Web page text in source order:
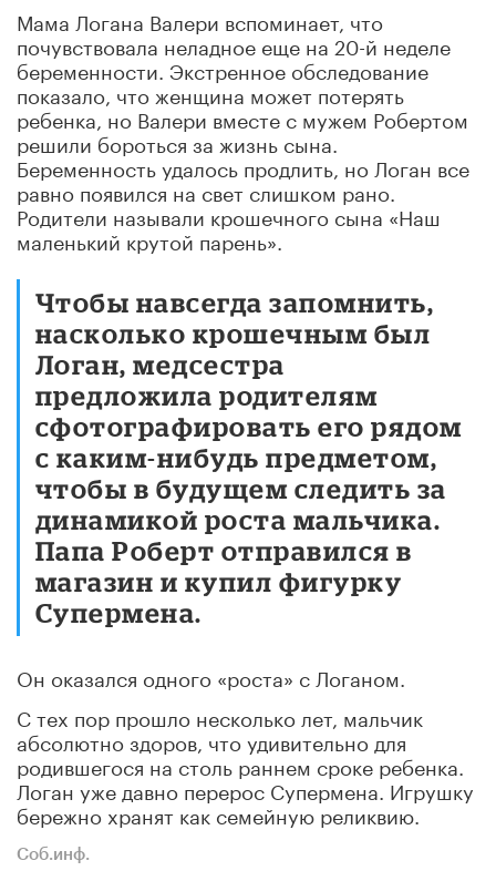
Мама Логана Валери вспоминает, что
почувствовала неладное еще на 20-й неделе
беременности. Экстренное обследование
показало, что женщина может потерять
ребенка, но Валери вместе с мужем Робертом
решили бороться за жизнь сына.
Беременность удалось продлить, но Логан все
равно появился на свет слишком рано.
Родители называли крошечного сына «Наш
маленький крутой парень».
Чтобы навсегда запомнить,
насколько крошечным был
Логан, медсестра
предложила родителям
сфотографировать его рядом
с каким-нибудь предметом,
чтобы в будущем следить за
динамикой роста мальчика.
Папа Роберт отправился в
магазин и купил фигурку
Супермена.
Он оказался одного «роста» с Логаном.
С тех пор прошло несколько лет, мальчик
абсолютно здоров, что удивительно для
родившегося на столь раннем сроке ребенка.
Логан уже давно перерос Супермена. Игрушку
бережно хранят как семейную реликвию.
Соб.инф.